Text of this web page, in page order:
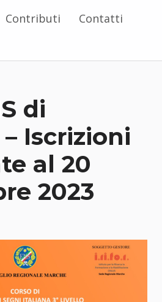
Contributi Contatti
di
Iscrizioni
al 20
2023